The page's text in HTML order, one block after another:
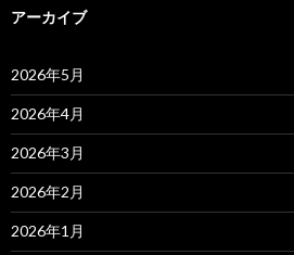
アーカイブ
2026年5月
2026年4月
2026年3月
2026年2月
2026年1月